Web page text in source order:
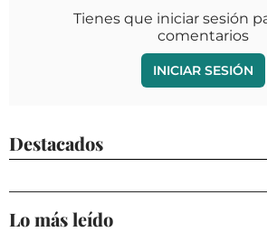
Tienes que iniciar sesión
comentarios
INICIAR SESIÓN
Destacados
Lo más leído